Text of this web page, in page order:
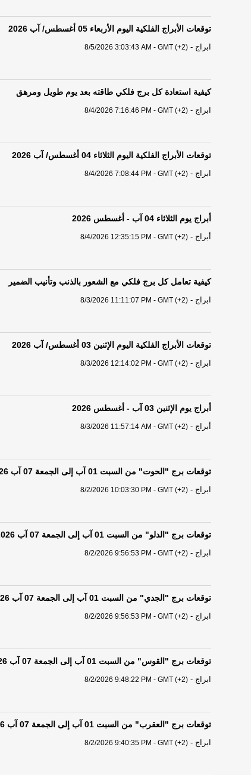
توقعات الأبراج الفلكية اليوم الأربعاء 05 أغسطس/ آب 2026
ابراج -
8/5/2026 3:03:43 AM - GMT (+2)
كيفية استعادة كل برج فلكي طاقته بعد يوم طويل ومرهق
ابراج -
8/4/2026 7:16:46 PM - GMT (+2)
توقعات الأبراج الفلكية اليوم الثلاثاء 04 أغسطس/ آب 2026
ابراج -
8/4/2026 7:08:44 PM - GMT (+2)
أبراج يوم الثلاثاء 04 آب - أغسطس 2026
أبراج -
8/4/2026 12:35:15 PM - GMT (+2)
كيفية تعامل كل برج فلكي مع الشعور بالذنب وتأنيب الضمير
ابراج -
8/3/2026 11:11:07 PM - GMT (+2)
توقعات الأبراج الفلكية اليوم الإثنين 03 أغسطس/ آب 2026
ابراج -
8/3/2026 12:14:02 PM - GMT (+2)
أبراج يوم الإثنين 03 آب - أغسطس 2026
أبراج -
8/3/2026 11:57:14 AM - GMT (+2)
توقعات برج "الحوت" من السبت 01 آب إلى الجمعة 07 آب 2026
ابراج -
8/2/2026 10:03:30 PM - GMT (+2)
توقعات برج "الدلو" من السبت 01 آب إلى الجمعة 07 آب 2026
ابراج -
8/2/2026 9:56:53 PM - GMT (+2)
توقعات برج "الجدي" من السبت 01 آب إلى الجمعة 07 آب 2026
ابراج -
8/2/2026 9:56:53 PM - GMT (+2)
توقعات برج "القوس" من السبت 01 آب إلى الجمعة 07 آب 2026
ابراج -
8/2/2026 9:48:22 PM - GMT (+2)
توقعات برج "العقرب" من السبت 01 آب إلى الجمعة 07 آب 2026
ابراج -
8/2/2026 9:40:35 PM - GMT (+2)